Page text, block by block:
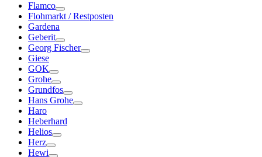
Flamco
Flohmarkt / Restposten
Gardena
Geberit
Georg Fischer
Giese
GOK
Grohe
Grundfos
Hans Grohe
Haro
Heberhard
Helios
Herz
Hewi